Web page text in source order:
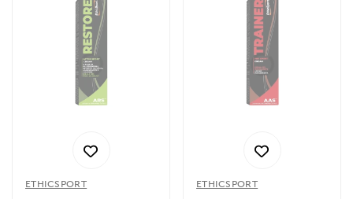
Utilizziamo i cookie per personalizzare contenuti ed
annunci, per fornire funzionalità dei social media e per
analizzare il nostro traffico. Condividiamo inoltre
informazioni sul modo in cui utilizzi il nostro sito con i
nostri partner che si occupano di analisi dei dati web,
pubblicità e social media, i quali potrebbero combinarle
raccolto dal tuo utilizzo dei loro servizi.
ETHICSPORT ETHICSPORT